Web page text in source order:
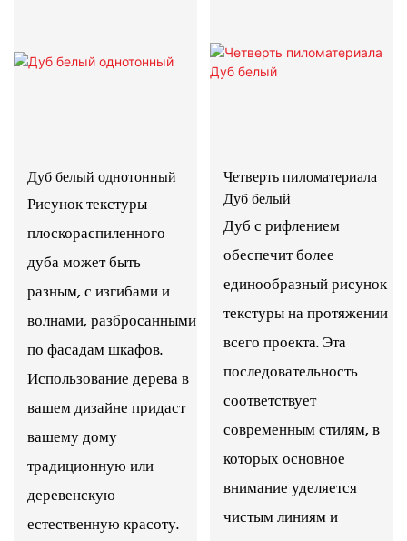
Дуб белый однотонный
Рисунок текстуры
плоскораспиленного
дуба может быть
разным, с изгибами и
волнами, разбросанными
по фасадам шкафов.
Использование дерева в
вашем дизайне придаст
вашему дому
традиционную или
деревенскую
естественную красоту.
Четверть пиломатериала
Дуб белый
Дуб с рифлением
обеспечит более
единообразный рисунок
текстуры на протяжении
всего проекта. Эта
последовательность
соответствует
современным стилям, в
которых основное
внимание уделяется
чистым линиям и